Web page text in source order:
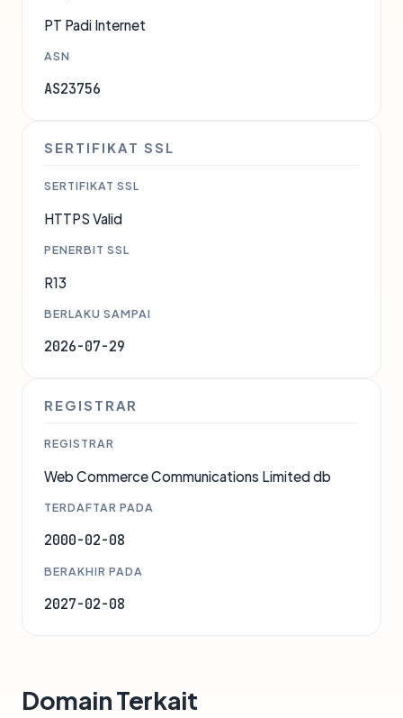
PT Padi Internet
ASN
AS23756
SERTIFIKAT SSL
SERTIFIKAT SSL
HTTPS Valid
PENERBIT SSL
R13
BERLAKU SAMPAI
2026-07-29
REGISTRAR
REGISTRAR
Web Commerce Communications Limited db
TERDAFTAR PADA
2000-02-08
BERAKHIR PADA
2027-02-08
Domain Terkait